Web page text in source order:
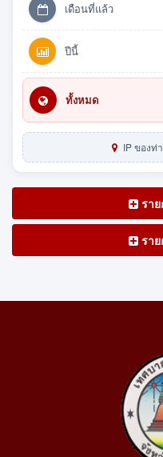
เดือนที่แล้ว
ปีนี้
ทั้งหมด
IP ของท่
รา
รา